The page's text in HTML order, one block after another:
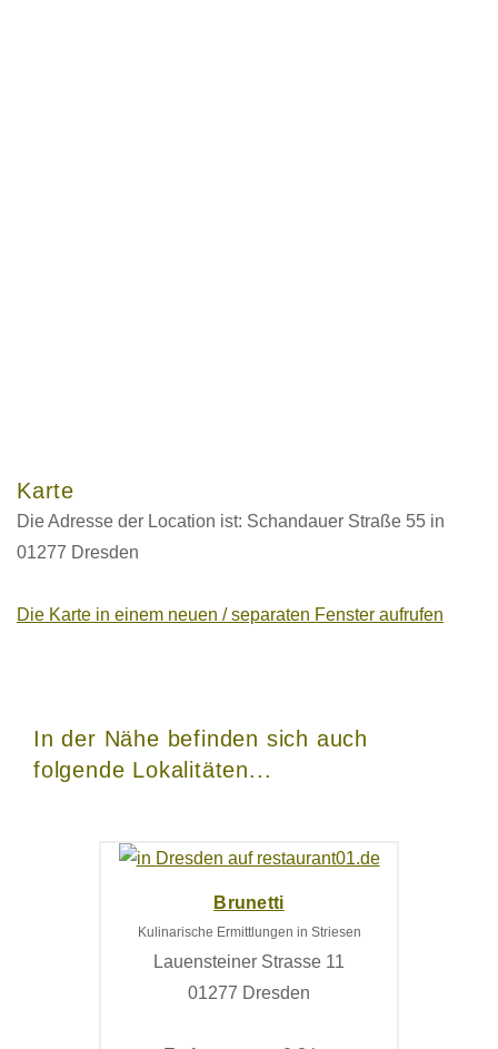
Karte
Die Adresse der Location ist: Schandauer Straße 55 in
01277 Dresden
Die Karte in einem neuen / separaten Fenster aufrufen
In der Nähe befinden sich auch
folgende Lokalitäten...
Brunetti
Kulinarische Ermittlungen in Striesen
Lauensteiner Strasse 11
01277 Dresden